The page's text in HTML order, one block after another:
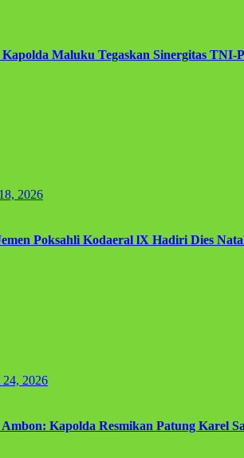
Maluku Tegaskan Sinergitas
2026
Poksahli Kodaeral lX Hadiri Dies
2026
Kapolda Resmikan Patung Karel